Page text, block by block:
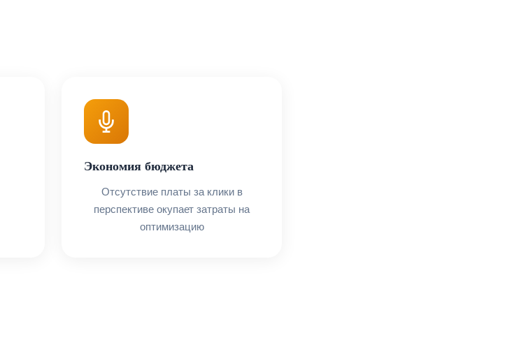
Экономия бюджета
Отсутствие платы за клики в
перспективе окупает затраты на
оптимизацию